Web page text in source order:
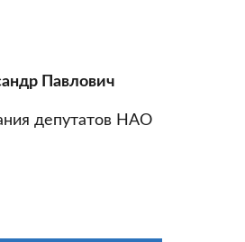
Павлович
депутатов НАО